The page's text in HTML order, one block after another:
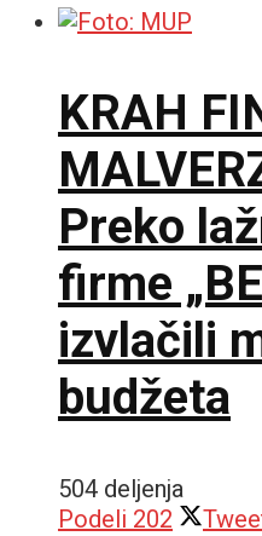
KRAH
Preko
firme
izvlačili
budžeta
504 deljenja
Podeli 202